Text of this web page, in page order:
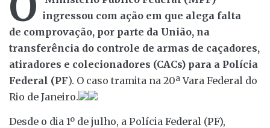
ingressou com ação em que alega falta
de comprovação, por parte da União, na
transferência do controle de armas de caçadores,
atiradores e colecionadores (CACs) para a Polícia
Federal (PF). O caso tramita na 20ª Vara Federal do
Rio de Janeiro.
Desde o dia 1º de julho, a Polícia Federal (PF),